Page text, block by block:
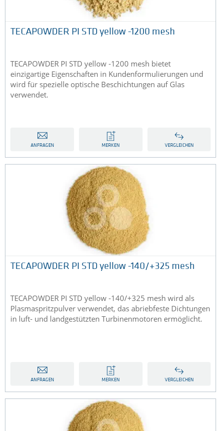
TECAPOWDER PI STD yellow -1200 mesh
TECAPOWDER PI STD yellow -1200 mesh bietet
einzigartige Eigenschaften in Kundenformulierungen und
wird für spezielle optische Beschichtungen auf Glas
verwendet.
ANFRAGEN MERKEN VERGLEICHEN
TECAPOWDER PI STD yellow -140/+325 mesh
TECAPOWDER PI STD yellow -140/+325 mesh wird als
Plasmaspritzpulver verwendet, das abriebfeste Dichtungen
in luft- und landgestützten Turbinenmotoren ermöglicht.
ANFRAGEN MERKEN VERGLEICHEN